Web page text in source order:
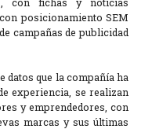
posicionamiento SEM
campañas de publicidad
datos que la compañía ha
experiencia, se realizan
y emprendedores, con
marcas y sus últimas